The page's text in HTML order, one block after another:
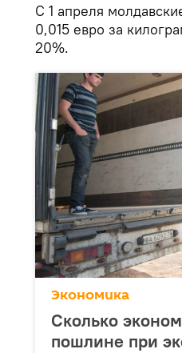
С 1 апреля
0,015 евро за
20%.
Экономика
Сколько
пошлине при